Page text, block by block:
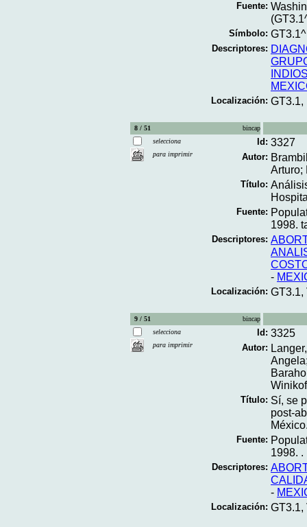
Fuente:
Símbolo:
Descriptores:
Localización: GT3.1,
8 / 51
bincap
selecciona
para imprimir
Id: 3327
Autor:
Arturo;
Título:
Fuente:
1998.
Descriptores:
-
Localización: GT3.1,
9 / 51
bincap
selecciona
para imprimir
Id: 3325
Autor:
Título: Sí, se
post-
Fuente:
1998. .
Descriptores:
-
Localización: GT3.1,